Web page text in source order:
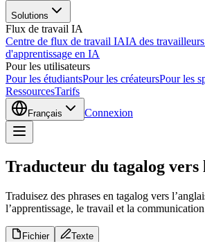
Solutions
Flux de travail IA
Centre de flux de travail IAIA des
d'apprentissage en IA
Pour les utilisateurs
Pour les étudiantsPour les créateursPour les
RessourcesTarifs
Français Connexion
Traducteur du tagalog vers
Traduisez des phrases en tagalog vers
l’apprentissage, le travail et la
Fichier Texte